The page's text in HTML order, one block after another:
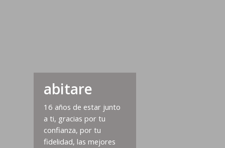
abitare
16 años de estar junto
a ti, gracias por tu
confianza, por tu
fidelidad, las mejores